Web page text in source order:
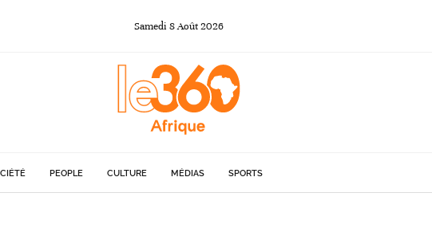
Samedi 8Août2026
PEOPLE CULTURE MÉDIAS SPORTS